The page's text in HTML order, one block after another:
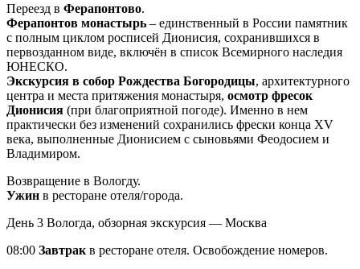
Переезд в Ферапонтово.
Ферапонтов монастырь – единственный в России памятник
с полным циклом росписей Дионисия, сохранившихся в
первозданном виде, включён в список Всемирного наследия
ЮНЕСКО.
Экскурсия в собор Рождества Богородицы, архитектурного
центра и места притяжения монастыря, осмотр фресок
Дионисия (при благоприятной погоде). Именно в нем
практически без изменений сохранились фрески конца XV
века, выполненные Дионисием с сыновьями Феодосием и
Владимиром.
Возвращение в Вологду.
Ужин в ресторане отеля/города.
День 3 Вологда, обзорная экскурсия — Москва
08:00 Завтрак в ресторане отеля. Освобождение номеров.